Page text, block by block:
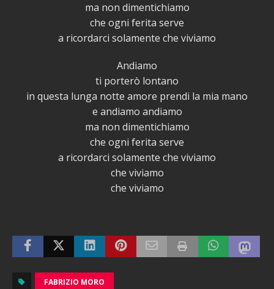
ma non dimentichiamo
che ogni ferita serve
a ricordarci solamente che viviamo
Andiamo
ti porterò lontano
in questa lunga notte amore prendi la mia mano
e andiamo andiamo
ma non dimentichiamo
che ogni ferita serve
a ricordarci solamente che viviamo
che viviamo
che viviamo
FABRIZIO MORO